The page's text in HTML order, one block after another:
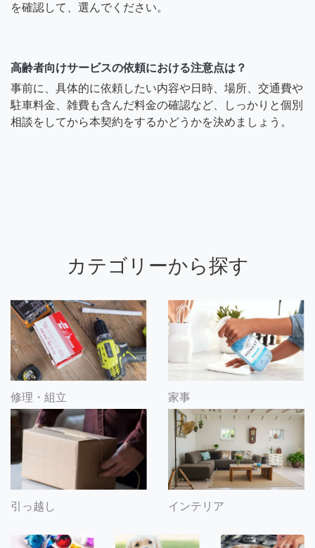
を確認して、選んでください。
高齢者向けサービスの依頼における注意点は？
事前に、具体的に依頼したい内容や日時、場所、交通費や
駐車料金、雑費も含んだ料金の確認など、しっかりと個別
相談をしてから本契約をするかどうかを決めましょう。
カテゴリーから探す
修理・組立 家事
引っ越し インテリア